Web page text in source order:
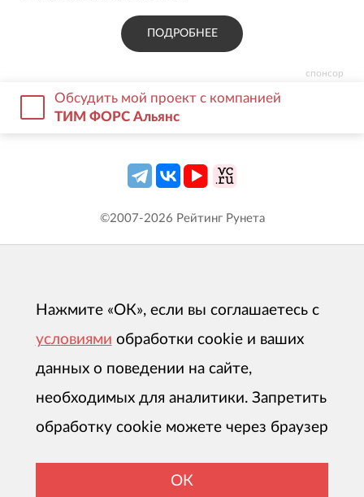
спонсор
ПОДРОБНЕЕ
Обсудить мой проект с компанией
ТИМ ФОРС Альянс
©2007-2026 Рейтинг Рунета
Нажмите «ОК», если вы соглашаетесь с
условиями обработки cookie и ваших
данных о поведении на сайте,
необходимых для аналитики. Запретить
обработку cookie можете через браузер
ОК